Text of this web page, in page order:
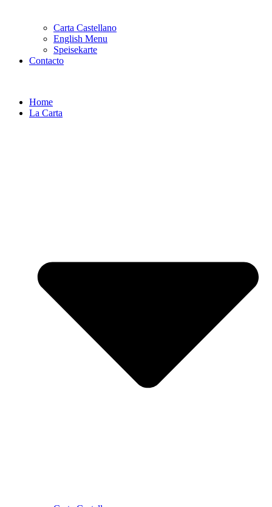
Carta Castellano
English Menu
Speisekarte
Contacto
Home
La Carta